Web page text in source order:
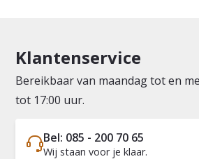
Klantenservice
Bereikbaar van maandag tot en
tot 17:00 uur.
Bel: 085 - 200 70 65
Wij staan voor je klaar.